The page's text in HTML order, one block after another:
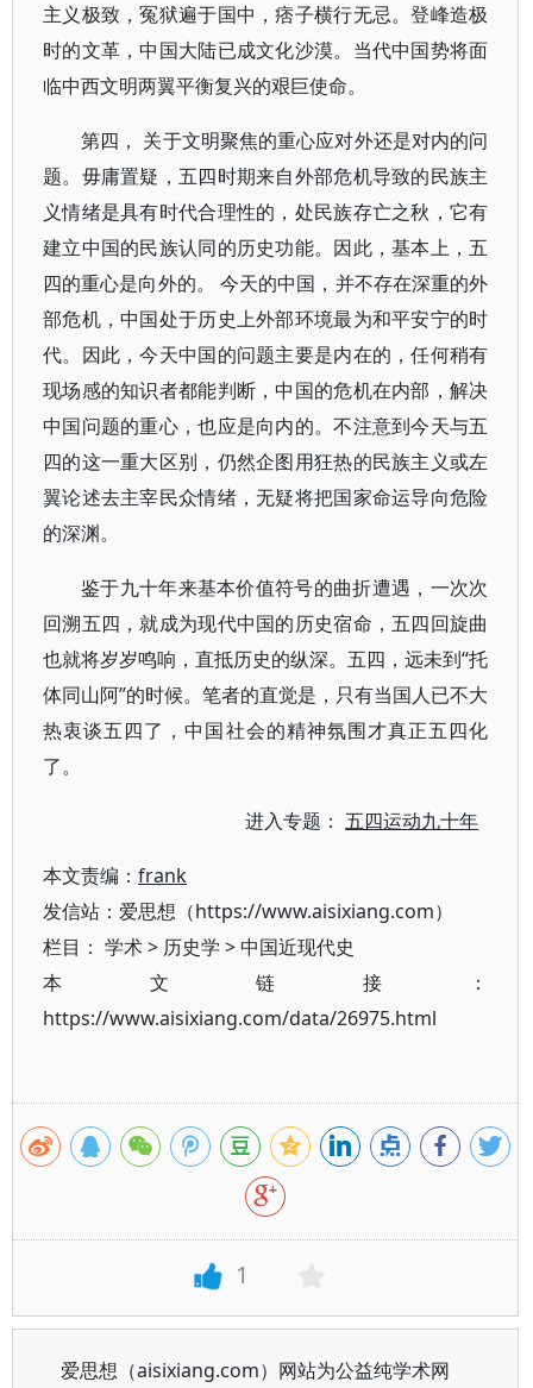
主义极致，冤狱遍于国中，痞子横行无忌。登峰造极
时的文革，中国大陆已成文化沙漠。当代中国势将面
临中西文明两翼平衡复兴的艰巨使命。
第四， 关于文明聚焦的重心应对外还是对内的问
题。毋庸置疑，五四时期来自外部危机导致的民族主
义情绪是具有时代合理性的，处民族存亡之秋，它有
建立中国的民族认同的历史功能。因此，基本上，五
四的重心是向外的。 今天的中国，并不存在深重的外
部危机，中国处于历史上外部环境最为和平安宁的时
代。因此，今天中国的问题主要是内在的，任何稍有
现场感的知识者都能判断，中国的危机在内部，解决
中国问题的重心，也应是向内的。不注意到今天与五
四的这一重大区别，仍然企图用狂热的民族主义或左
翼论述去主宰民众情绪，无疑将把国家命运导向危险
的深渊。
鉴于九十年来基本价值符号的曲折遭遇，一次次
回溯五四，就成为现代中国的历史宿命，五四回旋曲
也就将岁岁鸣响，直抵历史的纵深。五四，远未到“托
体同山阿”的时候。笔者的直觉是，只有当国人已不大
热衷谈五四了，中国社会的精神氛围才真正五四化
了。
进入专题：五四运动九十年
本文责编： frank
发信站：爱思想（https://www.aisixiang.com）
栏目： 学术> 历史学 >中国近现代史
本文链接：
https://www.aisixiang.com/data/26975.html
1
爱思想（aisixiang.com）网站为公益纯学术网